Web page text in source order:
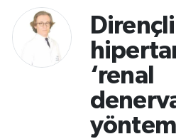
Dirençli
‘renal
Bilim ve Teknoloji
Bölge
Tüm Manşetler
Son Dakika Haberleri
Haber Arşivi